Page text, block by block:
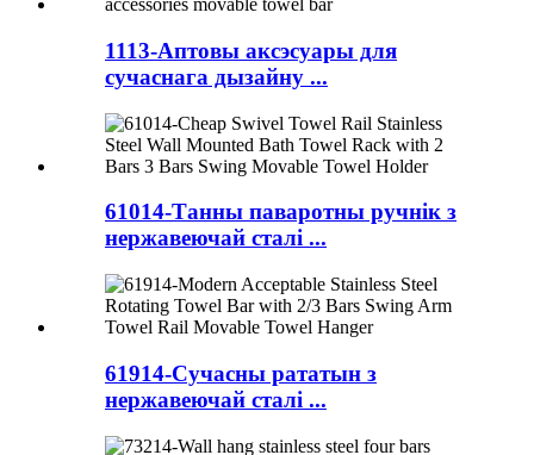
1113-Аптовы аксэсуары для
сучаснага дызайну ...
61014-Танны паваротны ручнік з
нержавеючай сталі ...
61914-Сучасны рататын з
нержавеючай сталі ...